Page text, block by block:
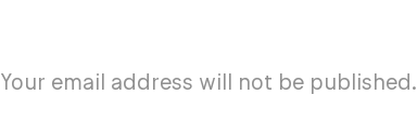
Your email address will not be published.